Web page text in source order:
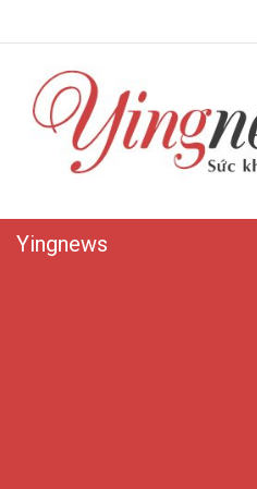
Yingnews